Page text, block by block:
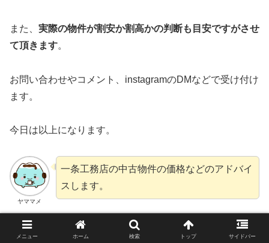
また、 実際の物件が割安か割高かの判断も目安ですがさせ
て頂きます。
お問い合わせやコメント、instagramのDMなどで受け付け
ます。
今日は以上になります。
ヤママメ
一条工務店の中古物件の価格などのアドバイ
スします。
メニュー ホーム 検索 トップ サイドバー